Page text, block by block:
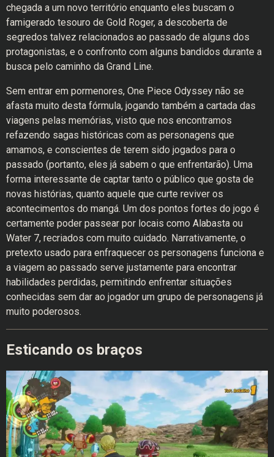
chegada a um novo território enquanto eles buscam o
famigerado tesouro de Gold Roger, a descoberta de
segredos talvez relacionados ao passado de alguns dos
protagonistas, e o confronto com alguns bandidos durante a
busca pelo caminho da Grand Line.
Sem entrar em pormenores, One Piece Odyssey não se
afasta muito desta fórmula, jogando também a cartada das
viagens pelas memórias, visto que nos encontramos
refazendo sagas históricas com as personagens que
amamos, e conscientes de terem sido jogados para o
passado (portanto, eles já sabem o que enfrentarão). Uma
forma interessante de captar tanto o público que gosta de
novas histórias, quanto aquele que curte reviver os
acontecimentos do mangá. Um dos pontos fortes do jogo é
certamente poder passear por locais como Alabasta ou
Water 7, recriados com muito cuidado. Narrativamente, o
pretexto usado para enfraquecer os personagens funciona e
a viagem ao passado serve justamente para encontrar
habilidades perdidas, permitindo enfrentar situações
conhecidas sem dar ao jogador um grupo de personagens já
muito poderosos.
Esticando os braços